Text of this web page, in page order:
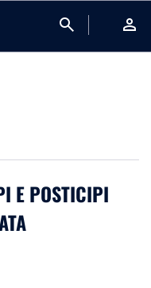
search person
E POSTICIPI